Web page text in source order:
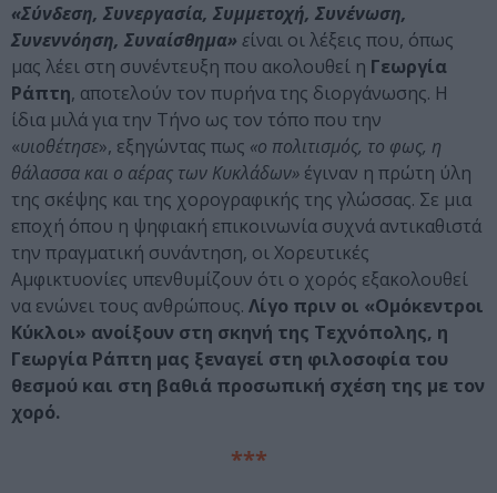
«Σύνδεση, Συνεργασία, Συμμετοχή, Συνένωση,
Συνεννόηση, Συναίσθημα» είναι οι λέξεις που, όπως
μας λέει στη συνέντευξη που ακολουθεί η Γεωργία
Ράπτη, αποτελούν τον πυρήνα της διοργάνωσης. Η
ίδια μιλά για την Τήνο ως τον τόπο που την
«υιοθέτησε», εξηγώντας πως «ο πολιτισμός, το φως, η
θάλασσα και ο αέρας των Κυκλάδων» έγιναν η πρώτη ύλη
της σκέψης και της χορογραφικής της γλώσσας. Σε μια
εποχή όπου η ψηφιακή επικοινωνία συχνά αντικαθιστά
την πραγματική συνάντηση, οι Χορευτικές
Αμφικτυονίες υπενθυμίζουν ότι ο χορός εξακολουθεί
να ενώνει τους ανθρώπους. Λίγο πριν οι «Ομόκεντροι
Κύκλοι» ανοίξουν στη σκηνή της Τεχνόπολης, η
Γεωργία Ράπτη μας ξεναγεί στη φιλοσοφία του
θεσμού και στη βαθιά προσωπική σχέση της με τον
χορό.
***